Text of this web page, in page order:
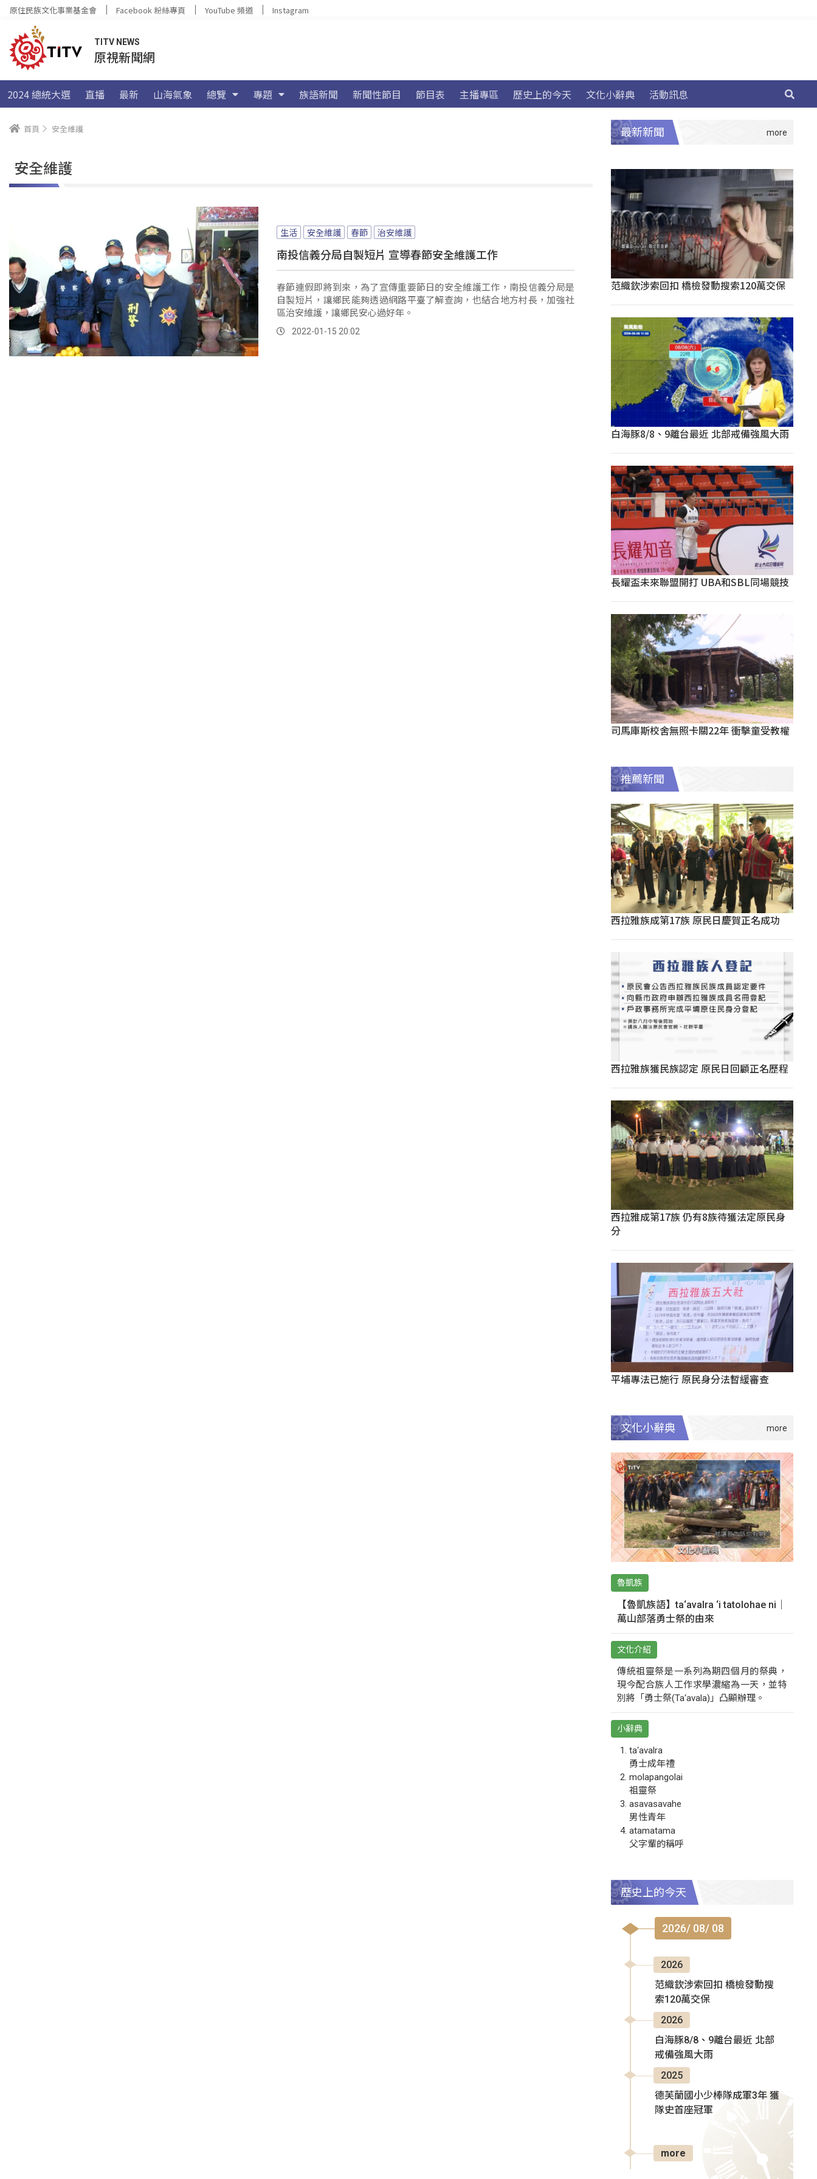
原住民族文化事業基金會 Facebook 粉絲專頁 YouTube 頻道 Instagram
TITV NEWS
原視新聞網
2024 總統大選 直播 最新 山海氣象 總覽 專題 族語新聞 新聞性節目 節目表 主播專區 歷史上的今天 文化小辭典 活動訊息
首頁 安全維護
安全維護
生活 安全維護 春節 治安維護
南投信義分局自製短片 宣導春節安全維護工作
春節連假即將到來，為了宣傳重要節日的安全維護工作，南投信義分局是
自製短片，讓鄉民能夠透過網路平臺了解查詢，也結合地方村長，加強社
區治安維護，讓鄉民安心過好年。
2022-01-15 20:02
最新新聞
范織欽涉索回扣 橋檢發動搜索120萬交保
白海豚8/8、9離台最近 北部戒備強風大雨
長耀盃未來聯盟開打 UBA和SBL同場競技
司馬庫斯校舍無照卡關22年 衝擊童受教權
推薦新聞
西拉雅族成第17族 原民日慶賀正名成功
西拉雅族獲民族認定 原民日回顧正名歷程
西拉雅成第17族 仍有8族待獲法定原民身
分
平埔專法已施行 原民身分法暫緩審查
文化小辭典
魯凱族
【魯凱族語】ta‘avalra ‘i tatolohae ni｜
萬山部落勇士祭的由來
文化介紹
傳統祖靈祭是一系列為期四個月的祭典，
現今配合族人工作求學濃縮為一天，並特
別將「勇士祭(Ta‘avala)」凸顯辦理。
小辭典
ta‘avalra
勇士成年禮
molapangolai
祖靈祭
asavasavahe
男性青年
atamatama
父字輩的稱呼
歷史上的今天
2026/ 08/ 08
2026
范織欽涉索回扣 橋檢發動搜
索120萬交保
2026
白海豚8/8、9離台最近 北部
戒備強風大雨
2025
德芙蘭國小少棒隊成軍3年 獲
隊史首座冠軍
more